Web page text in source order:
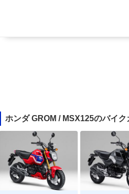
ホンダ GROM / MSX125のバイク